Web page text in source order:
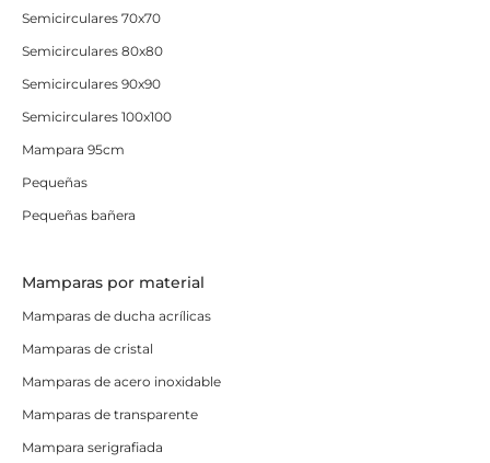
Semicirculares 70x70
Semicirculares 80x80
Semicirculares 90x90
Semicirculares 100x100
Mampara 95cm
Pequeñas
Pequeñas bañera
Mamparas por material
Mamparas de ducha acrílicas
Mamparas de cristal
Mamparas de acero inoxidable
Mamparas de transparente
Mampara serigrafiada